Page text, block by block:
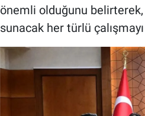
önemli olduğunu
sunacak her türlü